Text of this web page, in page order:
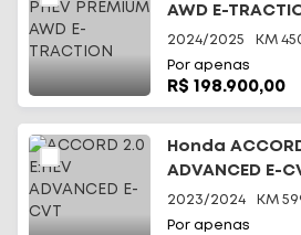
AWD E-
2024/2025 KM
Por apenas
R$ 198.900,00
Honda
ADVANCED E-
2023/2024 KM
Por apenas